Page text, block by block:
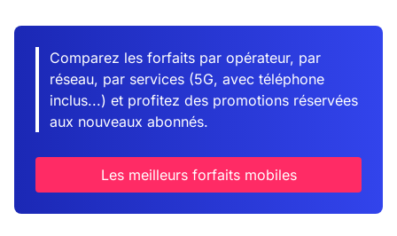
Comparez les forfaits par opérateur, par
réseau, par services (5G, avec téléphone
inclus...) et profitez des promotions réservées
aux nouveaux abonnés.
Les meilleurs forfaits mobiles